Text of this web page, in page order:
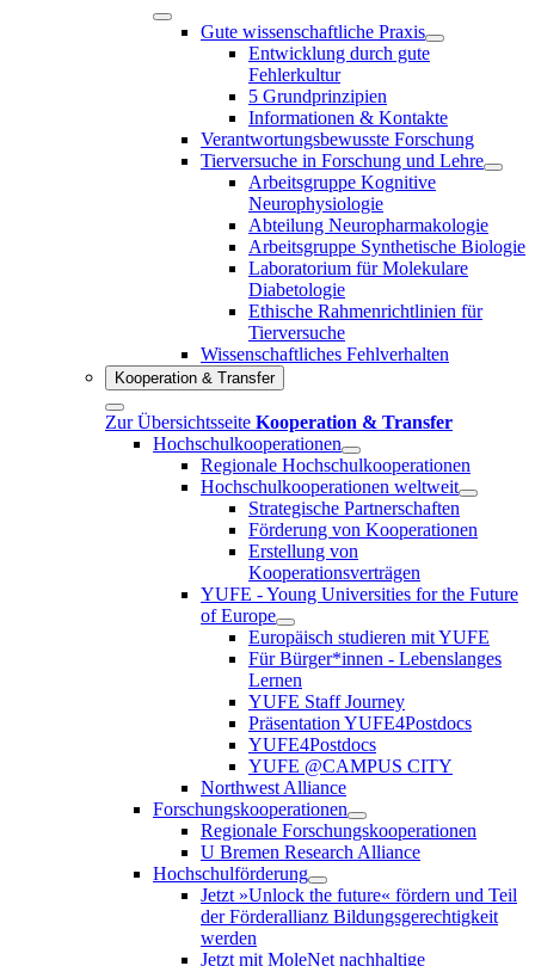
Gute wissenschaftliche Praxis
Entwicklung durch gute
Fehlerkultur
5 Grundprinzipien
Informationen & Kontakte
Verantwortungsbewusste Forschung
Tierversuche in Forschung und Lehre
Arbeitsgruppe Kognitive
Neurophysiologie
Abteilung Neuropharmakologie
Arbeitsgruppe Synthetische Biologie
Laboratorium für Molekulare
Diabetologie
Ethische Rahmenrichtlinien für
Tierversuche
Wissenschaftliches Fehlverhalten
Kooperation & Transfer
Zur Übersichtsseite Kooperation & Transfer
Hochschulkooperationen
Regionale Hochschulkooperationen
Hochschulkooperationen weltweit
Strategische Partnerschaften
Förderung von Kooperationen
Erstellung von
Kooperationsverträgen
YUFE - Young Universities for the Future
of Europe
Europäisch studieren mit YUFE
Für Bürger*innen - Lebenslanges
Lernen
YUFE Staff Journey
Präsentation YUFE4Postdocs
YUFE4Postdocs
YUFE @CAMPUS CITY
Northwest Alliance
Forschungskooperationen
Regionale Forschungskooperationen
U Bremen Research Alliance
Hochschulförderung
Jetzt »Unlock the future« fördern und Teil
der Förderallianz Bildungsgerechtigkeit
werden
Jetzt mit MoleNet nachhaltige